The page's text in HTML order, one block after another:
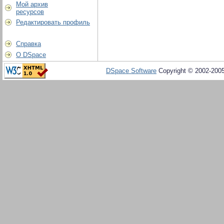
Мой архив
ресурсов
Редактировать профиль
Справка
О DSpace
DSpace Software Copyright © 2002-